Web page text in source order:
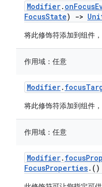
Modifier.
FocusState) ->
将此修饰符添加到组件
作用域： 任意
Modifier.
将此修饰符添加到组件，
作用域： 任意
Modifier.
FocusProperties.()